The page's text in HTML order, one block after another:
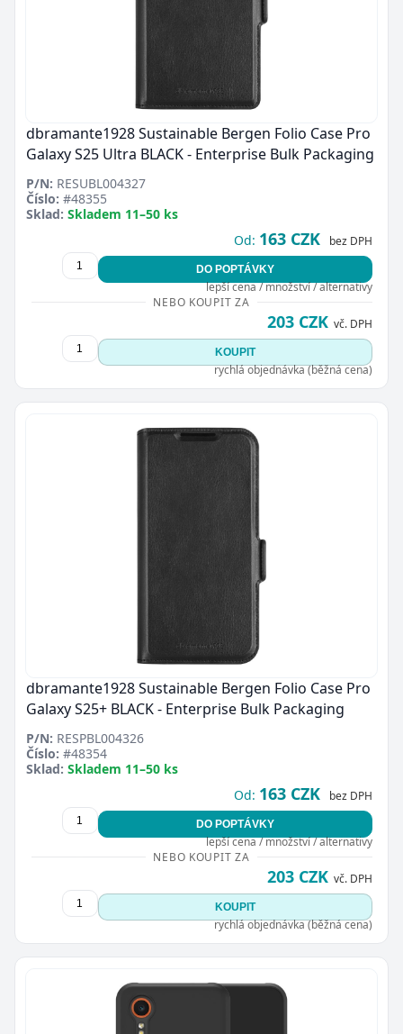
dbramante1928 Sustainable Bergen Folio Case Pro
Galaxy S25 Ultra BLACK - Enterprise Bulk Packaging
P/N: RESUBL004327
Číslo: #48355
Sklad: Skladem 11–50 ks
Od: 163 CZK bez DPH
DO POPTÁVKY
lepší cena / množství / alternativy
NEBO KOUPIT ZA
203 CZK vč. DPH
KOUPIT
rychlá objednávka (běžná cena)
dbramante1928 Sustainable Bergen Folio Case Pro
Galaxy S25+ BLACK - Enterprise Bulk Packaging
P/N: RESPBL004326
Číslo: #48354
Sklad: Skladem 11–50 ks
Od: 163 CZK bez DPH
DO POPTÁVKY
lepší cena / množství / alternativy
NEBO KOUPIT ZA
203 CZK vč. DPH
KOUPIT
rychlá objednávka (běžná cena)